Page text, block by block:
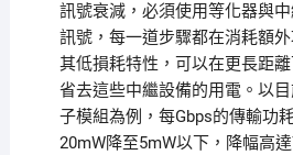
訊號衰減，必須使用等化器與
訊號，每一道步驟都在消耗額
其低損耗特性，可以在更長距離
省去這些中繼設備的用電。以
子模組為例，每Gbps的傳輸功
20mW降至5mW以下，降幅高